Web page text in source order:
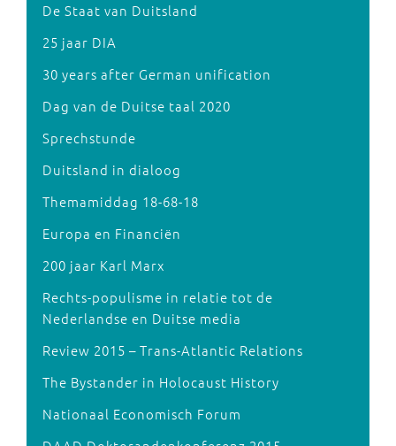
De Staat van Duitsland
25 jaar DIA
30 years after German unification
Dag van de Duitse taal 2020
Sprechstunde
Duitsland in dialoog
Themamiddag 18-68-18
Europa en Financiën
200 jaar Karl Marx
Rechts-populisme in relatie tot de
Nederlandse en Duitse media
Review 2015 – Trans-Atlantic Relations
The Bystander in Holocaust History
Nationaal Economisch Forum